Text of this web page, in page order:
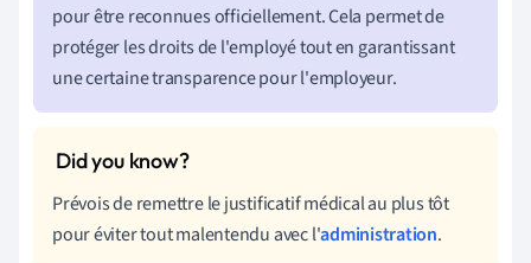
pour être reconnues officiellement. Cela permet de
protéger les droits de l'employé tout en garantissant
une certaine transparence pour l'employeur.
Prévois de remettre le justificatif médical au plus tôt
pour éviter tout malentendu avec l'administration.